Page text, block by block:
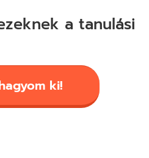
a tanulási
ki!